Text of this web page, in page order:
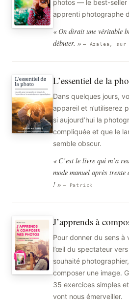
photos — le best-seller
apprenti photographe
« On dirait une véritable
débuter. » — Azalea, sur
L’essentiel de la
Dans quelques jours,
appareil et n’utiliserez
si aujourd’hui la
compliquée et que le
semble obscur.
« C’est le livre qui m’a
mode manuel après
! » — Patrick
J’apprends à
Pour donner du sens à
l’œil du spectateur
souhaité
composer une image.
35 exercices simples
vont nous émerveiller.